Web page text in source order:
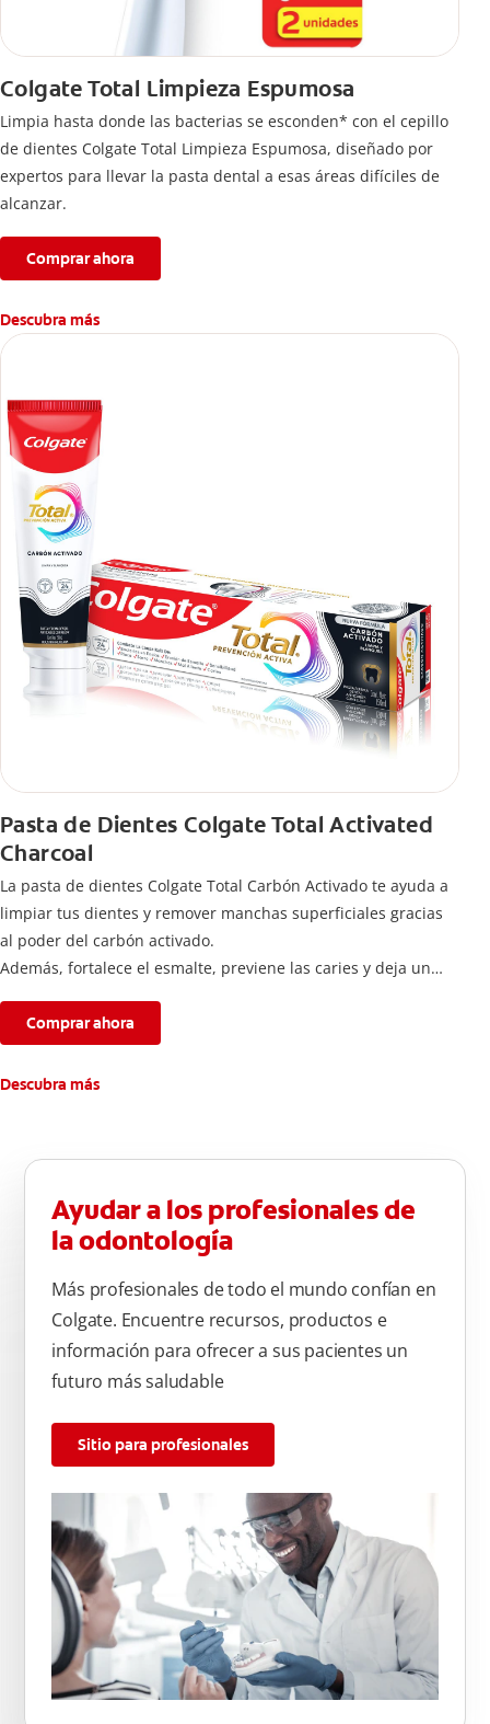
Colgate Total Limpieza Espumosa
Limpia hasta donde las bacterias se esconden* con el cepillo
de dientes Colgate Total Limpieza Espumosa, diseñado por
expertos para llevar la pasta dental a esas áreas difíciles de
alcanzar.
Comprar ahora
Descubra más
Pasta de Dientes Colgate Total Activated
Charcoal
La pasta de dientes Colgate Total Carbón Activado te ayuda a
limpiar tus dientes y remover manchas superficiales gracias
al poder del carbón activado.
Además, fortalece el esmalte, previene las caries y deja un
Comprar ahora
Descubra más
Ayudar a los profesionales de
la odontología
Más profesionales de todo el mundo confían en
Colgate. Encuentre recursos, productos e
información para ofrecer a sus pacientes un
futuro más saludable
Sitio para profesionales